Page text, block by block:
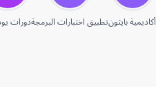
أكاديمية بايثونتطبيق اختبارات البرمجةدورات